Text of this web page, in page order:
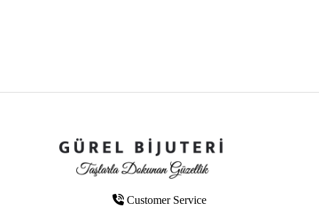
Customer Service